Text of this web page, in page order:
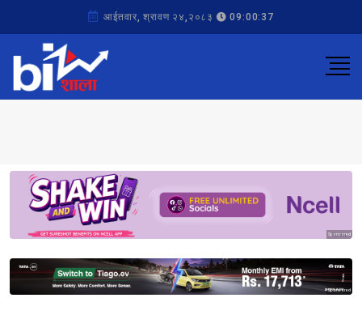
आईतवार, श्रावण २४,२०८३ 09:00:37
Sponsored
Sponsored